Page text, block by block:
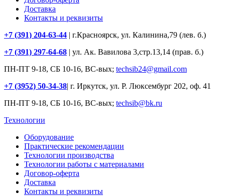
Доставка
Контакты и реквизиты
+7 (391) 204-63-44 | г.Красноярск, ул. Калинина,79 (лев. б.)
+7 (391) 297-64-68 | ул. Ак. Вавилова 3,стр.13,14 (прав. б.)
ПН-ПТ 9-18, СБ 10-16, ВС-вых; techsib24@gmail.com
+7 (3952) 50-34-38| г. Иркутск, ул. Р. Люксембург 202, оф. 41
ПН-ПТ 9-18, СБ 10-16, ВС-вых; techsib@bk.ru
Технологии
Оборудование
Практические рекомендации
Технологии производства
Технологии работы с материалами
Договор-оферта
Доставка
Контакты и реквизиты